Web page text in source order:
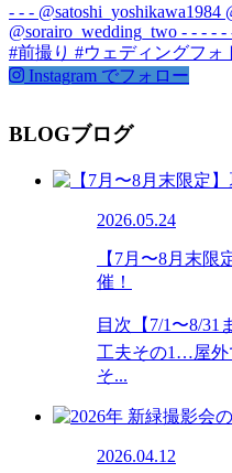
Instagram でフォロー
BLOGブログ
2026.05.24
【7月〜8月末限
催！
目次【7/1〜8/
工夫その1…屋外
そ...
2026.04.12